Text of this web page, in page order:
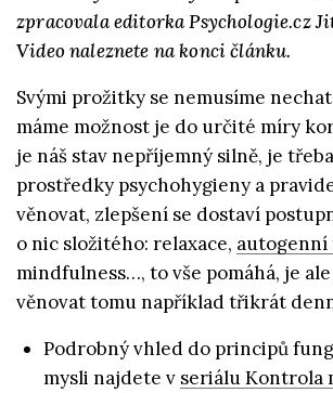
zpracovala editorka Psychologie.cz
Video naleznete na konci článku.
Svými prožitky se nemusíme
máme možnost je do určité míry
je náš stav nepříjemný silně, je
prostředky psychohygieny a
věnovat, zlepšení se dostaví
o nic složitého: relaxace,
mindfulness…, to vše pomáhá, je
věnovat tomu například třikrát
Podrobný vhled do principů
mysli najdete v seriálu Kontrola